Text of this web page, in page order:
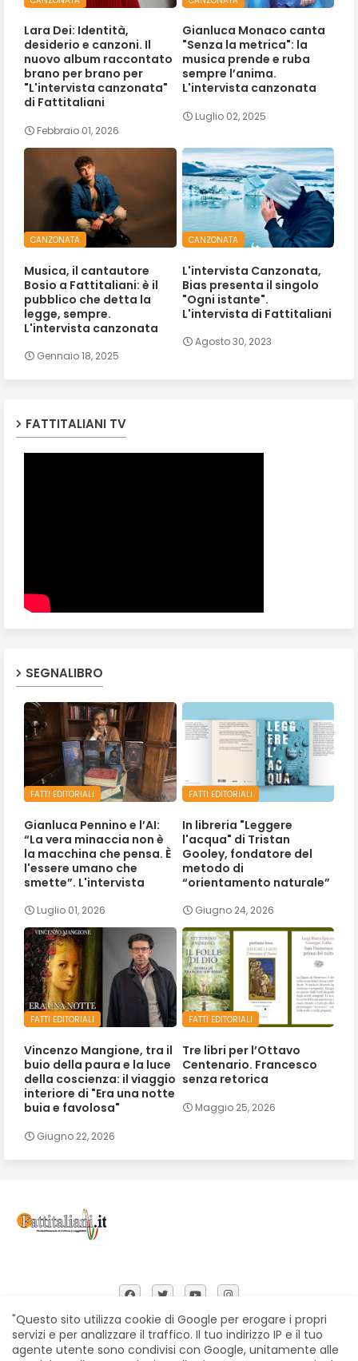
Lara Dei: Identità,
desiderio e canzoni. Il
nuovo album raccontato
brano per brano per
"L'intervista canzonata"
di Fattitaliani
Febbraio 01, 2026
Gianluca Monaco canta
"Senza la metrica": la
musica prende e ruba
sempre l’anima.
L'intervista canzonata
Luglio 02, 2025
CANZONATA
Musica, il cantautore
Bosio a Fattitaliani: è il
pubblico che detta la
legge, sempre.
L'intervista canzonata
Gennaio 18, 2025
CANZONATA
L'intervista Canzonata,
Bias presenta il singolo
"Ogni istante".
L'intervista di Fattitaliani
Agosto 30, 2023
FATTITALIANI TV
SEGNALIBRO
FATTI EDITORIALI
Gianluca Pennino e l’AI:
“La vera minaccia non è
la macchina che pensa. È
l'essere umano che
smette”. L'intervista
Luglio 01, 2026
FATTI EDITORIALI
In libreria "Leggere
l'acqua" di Tristan
Gooley, fondatore del
metodo di
“orientamento naturale”
Giugno 24, 2026
FATTI EDITORIALI
Vincenzo Mangione, tra il
buio della paura e la luce
della coscienza: il viaggio
interiore di "Era una notte
buia e favolosa"
Giugno 22, 2026
FATTI EDITORIALI
Tre libri per l’Ottavo
Centenario. Francesco
senza retorica
Maggio 25, 2026
Home Chi siamo Contatti Privacy Policy
"Questo sito utilizza cookie di Google per erogare i propri
servizi e per analizzare il traffico. Il tuo indirizzo IP e il tuo
agente utente sono condivisi con Google, unitamente alle